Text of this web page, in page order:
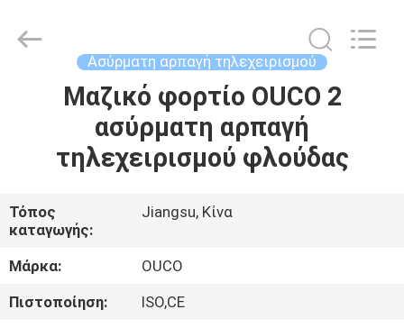
ΠΡΟΪΌΝΤΑ
ΒΊΝΤΕΟ
ΕΜΦΆΝΙΣΗ
VR
GROUP
Ασύρματη αρπαγή τηλεχειρισμού
Μαζικό φορτίο OUCO 2
ασύρματη αρπαγή
τηλεχειρισμού φλούδας
Τόπος
καταγωγής:
Jiangsu, Κίνα
Μάρκα:
OUCO
Πιστοποίηση:
ISO,CE